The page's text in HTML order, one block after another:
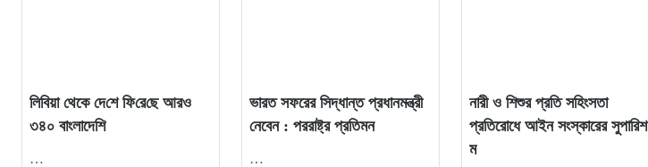
লিবিয়া থেকে দে‌শে ফি‌রে‌ছে আরও
৩৪০ বাংলাদেশি
…
ভারত সফরের সিদ্ধান্ত প্রধানমন্ত্রী
নেবেন : পররাষ্ট্র প্রতিমন
…
নারী ও শিশুর প্রতি সহিংসতা
প্রতিরোধে আইন সংস্কারের সুপারিশ
ম